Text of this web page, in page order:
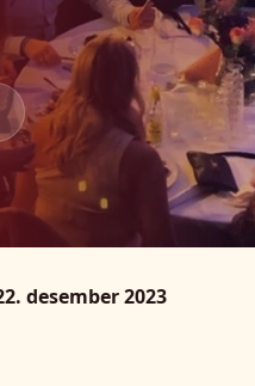
desember 2023